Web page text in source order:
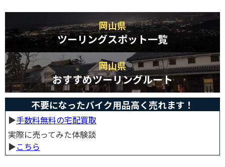
岡山県
ツーリングスポット一覧
岡山県
おすすめツーリングルート
不要になったバイク用品高く売れます！
▶︎手数料無料の宅配買取
実際に売ってみた体験談
▶︎こちら